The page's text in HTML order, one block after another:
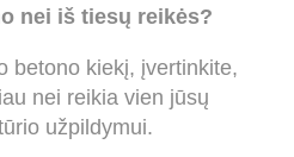
nei iš tiesų reikės?
betono kiekį, įvertinkite,
nei reikia vien jūsų
užpildymui.